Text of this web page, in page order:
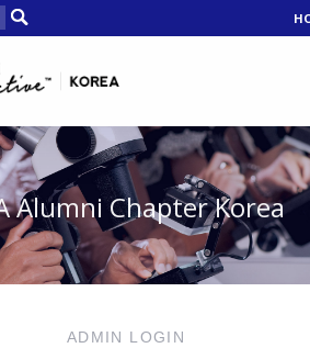
Alumni Chapter Korea
ADMIN LOGIN